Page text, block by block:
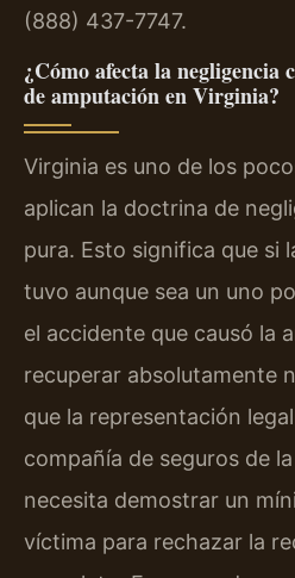
(888) 437-7747.
¿Cómo afecta la negligencia
de amputación en Virginia?
Virginia es uno de los
aplican la doctrina de
pura. Esto significa que si
tuvo aunque sea un uno
el accidente que causó la
recuperar absolutamente
que la representación
compañía de seguros de
necesita demostrar un
víctima para rechazar la